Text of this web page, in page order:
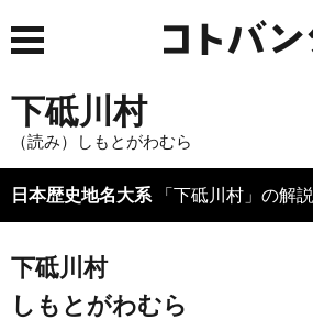
下砥川村
（読み）しもとがわむら
日本歴史地名大系 「下砥川村」の解説
下砥川村
しもとがわむら